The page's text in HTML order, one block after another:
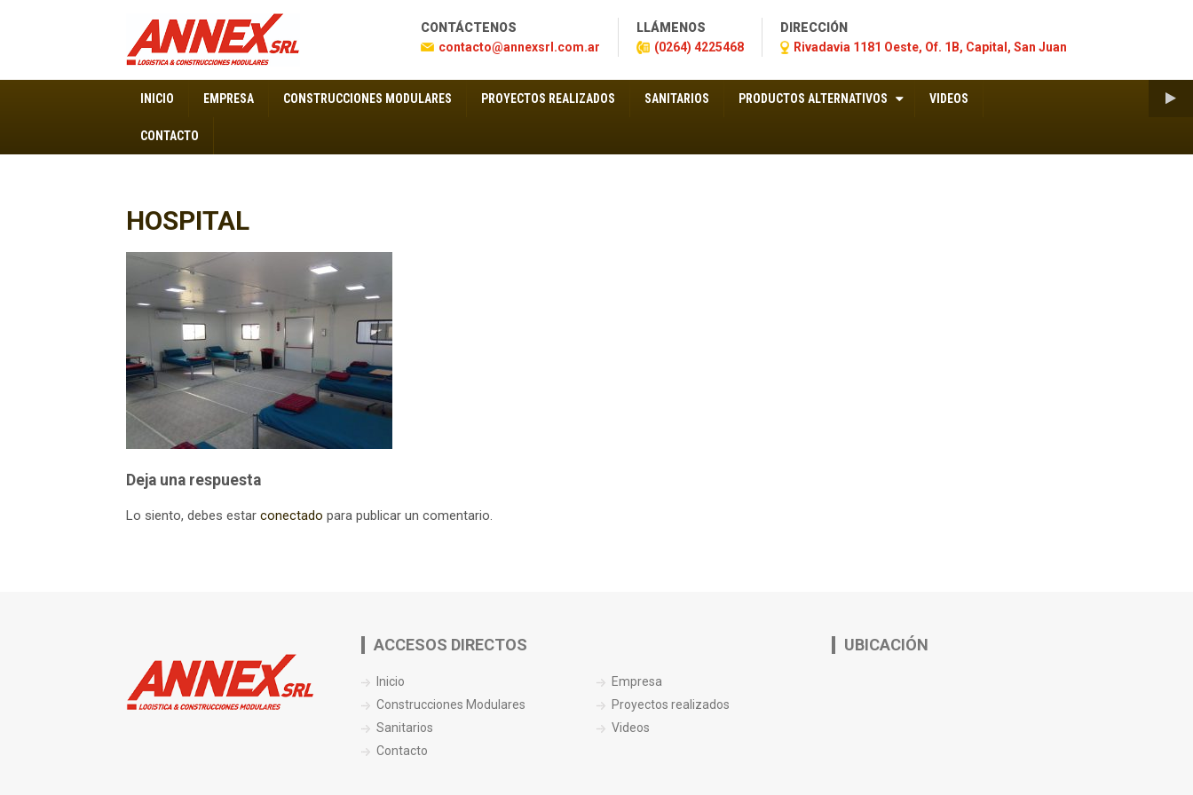
ANNEX S.R.L. – Construcciones Modulares
CONTÁCTENOS
contacto@annexsrl.com.ar
LLÁMENOS
(0264) 4225468
DIRECCIÓN
Rivadavia 1181 Oeste, Of. 1B, Capital, San Juan
INICIO EMPRESA CONSTRUCCIONES MODULARES PROYECTOS REALIZADOS SANITARIOS PRODUCTOS ALTERNATIVOS VIDEOS
CONTACTO
HOSPITAL
Deja una respuesta
Lo siento, debes estar conectado para publicar un comentario.
ACCESOS DIRECTOS
Inicio
Empresa
Construcciones Modulares
Proyectos realizados
Sanitarios
Videos
Contacto
UBICACIÓN